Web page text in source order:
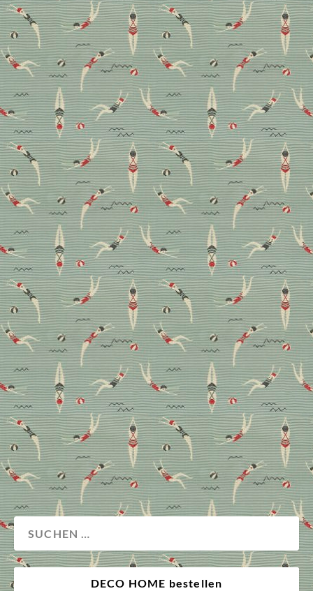
Holz und Herzblut: Bei
Janua steht das
Handwerk noch im
Mittelpunkt
In der Möbelmanufaktur Janua spielt nicht nur das
Handwerk, sondern auch die Menschen dahinter eine
maßgebliche Rolle. DECO HOME-Chefredakteurin
Anne Gelpke hat Gründer Christian Seisenberger in
seinen Heiligen Hallen getroffen und sich selbst ein
Bild verschafft.
Design Handwerk
DECO HOME bestellen